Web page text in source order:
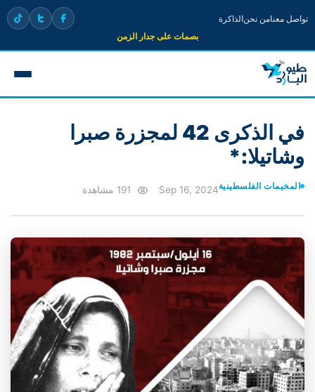
تواصل معنامن نحنالذاكرة
بصمات على جدار الزمن
في الذكرى 42 لمجزرة صبرا
وشاتيلا:*
المخيمات الفلسطينيةSep 16, 2024